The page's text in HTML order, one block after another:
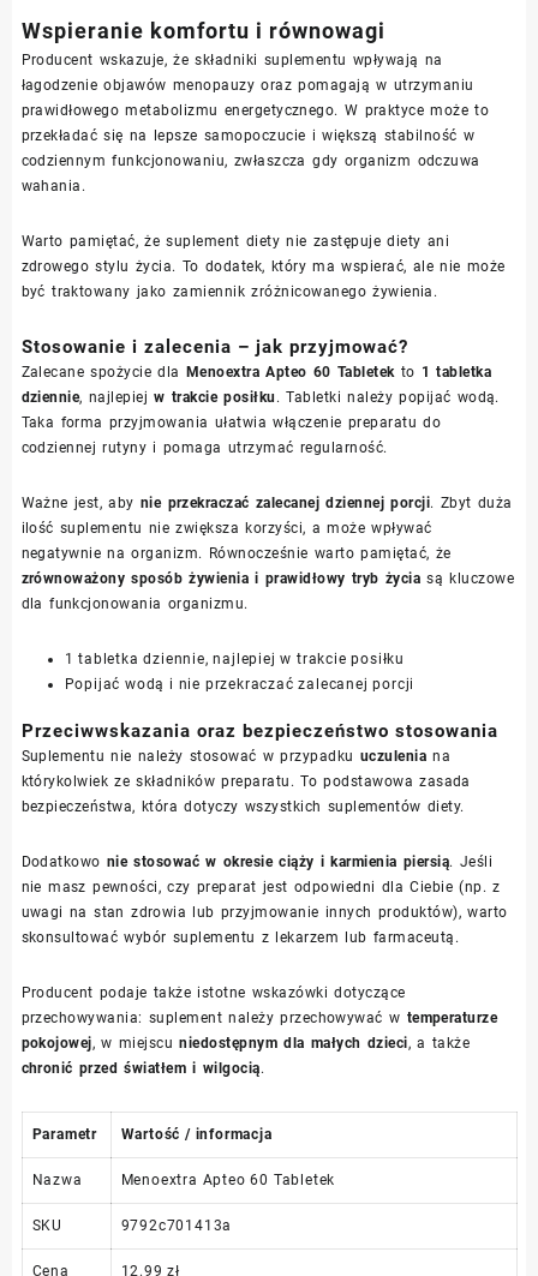
Wspieranie komfortu i równowagi
Producent wskazuje, że składniki suplementu wpływają na
łagodzenie objawów menopauzy oraz pomagają w utrzymaniu
prawidłowego metabolizmu energetycznego. W praktyce może to
przekładać się na lepsze samopoczucie i większą stabilność w
codziennym funkcjonowaniu, zwłaszcza gdy organizm odczuwa
wahania.
Warto pamiętać, że suplement diety nie zastępuje diety ani
zdrowego stylu życia. To dodatek, który ma wspierać, ale nie może
być traktowany jako zamiennik zróżnicowanego żywienia.
Stosowanie i zalecenia – jak przyjmować?
Zalecane spożycie dla Menoextra Apteo 60 Tabletek to 1 tabletka
dziennie, najlepiejw trakcie posiłku . Tabletki należy popijać wodą.
Taka forma przyjmowania ułatwia włączenie preparatu do
codziennej rutyny i pomaga utrzymać regularność.
Ważne jest, aby nie przekraczać zalecanej dziennej porcji. Zbyt duża
ilość suplementu nie zwiększa korzyści, a może wpływać
negatywnie na organizm. Równocześnie warto pamiętać, że
zrównoważony sposób żywienia i prawidłowy tryb życia są kluczowe
dla funkcjonowania organizmu.
1 tabletka dziennie, najlepiej w trakcie posiłku
Popijać wodą i nie przekraczać zalecanej porcji
Przeciwwskazania oraz bezpieczeństwo stosowania
Suplementu nie należy stosować w przypadku uczulenia na
którykolwiek ze składników preparatu. To podstawowa zasada
bezpieczeństwa, która dotyczy wszystkich suplementów diety.
Dodatkowo nie stosować w okresie ciąży i karmienia piersią. Jeśli
nie masz pewności, czy preparat jest odpowiedni dla Ciebie (np. z
uwagi na stan zdrowia lub przyjmowanie innych produktów), warto
skonsultować wybór suplementu z lekarzem lub farmaceutą.
Producent podaje także istotne wskazówki dotyczące
przechowywania: suplement należy przechowywać w temperaturze
pokojowej, w miejscuniedostępnym dla małych dzieci, a także
chronić przed światłem i wilgocią.
Parametr Wartość / informacja
Nazwa Menoextra Apteo 60 Tabletek
SKU 9792c701413a
Cena 12.99 zł